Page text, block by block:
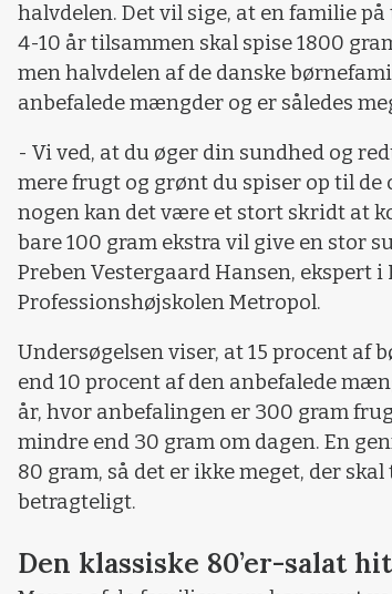
halvdelen. Det vil sige, at en familie
4-10 år tilsammen skal spise 1800
men halvdelen af de danske
anbefalede mængder og er således
- Vi ved, at du øger din sundhed og
mere frugt og grønt du spiser op til de
nogen kan det være et stort skridt at
bare 100 gram ekstra vil give en stor
Preben Vestergaard Hansen, ekspert
Professionshøjskolen Metropol.
Undersøgelsen viser, at 15 procent af
end 10 procent af den anbefalede
år, hvor anbefalingen er 300 gram
mindre end 30 gram om dagen. En
80 gram, så det er ikke meget, der
betragteligt.
Den klassiske 80’er-salat